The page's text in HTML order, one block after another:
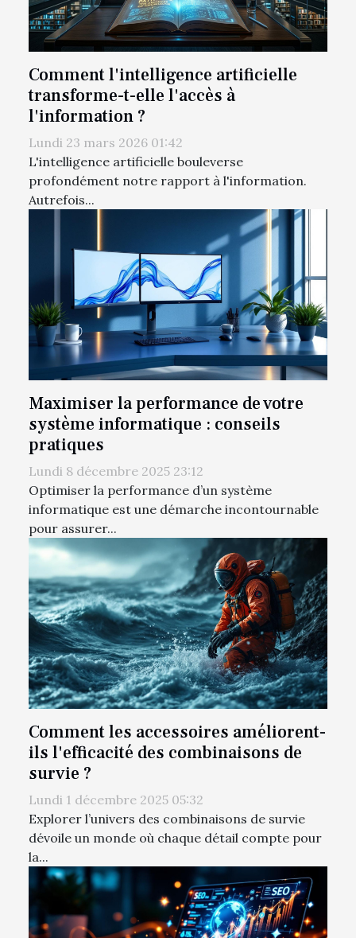
Comment l'intelligence artificielle
transforme-t-elle l'accès à
l'information ?
Lundi 23 mars 2026 01:42
L'intelligence artificielle bouleverse
profondément notre rapport à l'information.
Autrefois...
Maximiser la performance de votre
système informatique : conseils
pratiques
Lundi 8 décembre 2025 23:12
Optimiser la performance d’un système
informatique est une démarche incontournable
pour assurer...
Comment les accessoires améliorent-
ils l'efficacité des combinaisons de
survie ?
Lundi 1 décembre 2025 05:32
Explorer l’univers des combinaisons de survie
dévoile un monde où chaque détail compte pour
la...